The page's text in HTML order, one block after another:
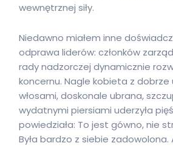
wewnętrznej siły.
Niedawno miałem inne
odprawa liderów: członków
rady nadzorczej dynamicznie
koncernu. Nagle kobieta z
włosami, doskonale ubrana,
wydatnymi piersiami uderzyła
powiedziała: To jest gówno, nie
Była bardzo z siebie